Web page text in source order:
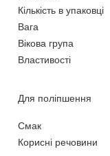
Кількість в упаковці
Вага
Вікова група
Властивості
Для поліпшення
Смак
Корисні речовини